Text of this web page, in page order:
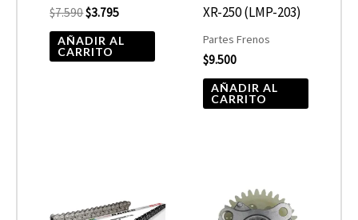
$7.590$3.795
AÑADIR AL
CARRITO
XR-250 (LMP-203)
Partes Frenos
$9.500
AÑADIR AL
CARRITO